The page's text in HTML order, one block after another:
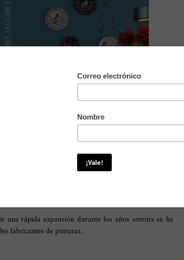
una rápida expansión durante los años setenta se ha
fabricantes de pinturas.